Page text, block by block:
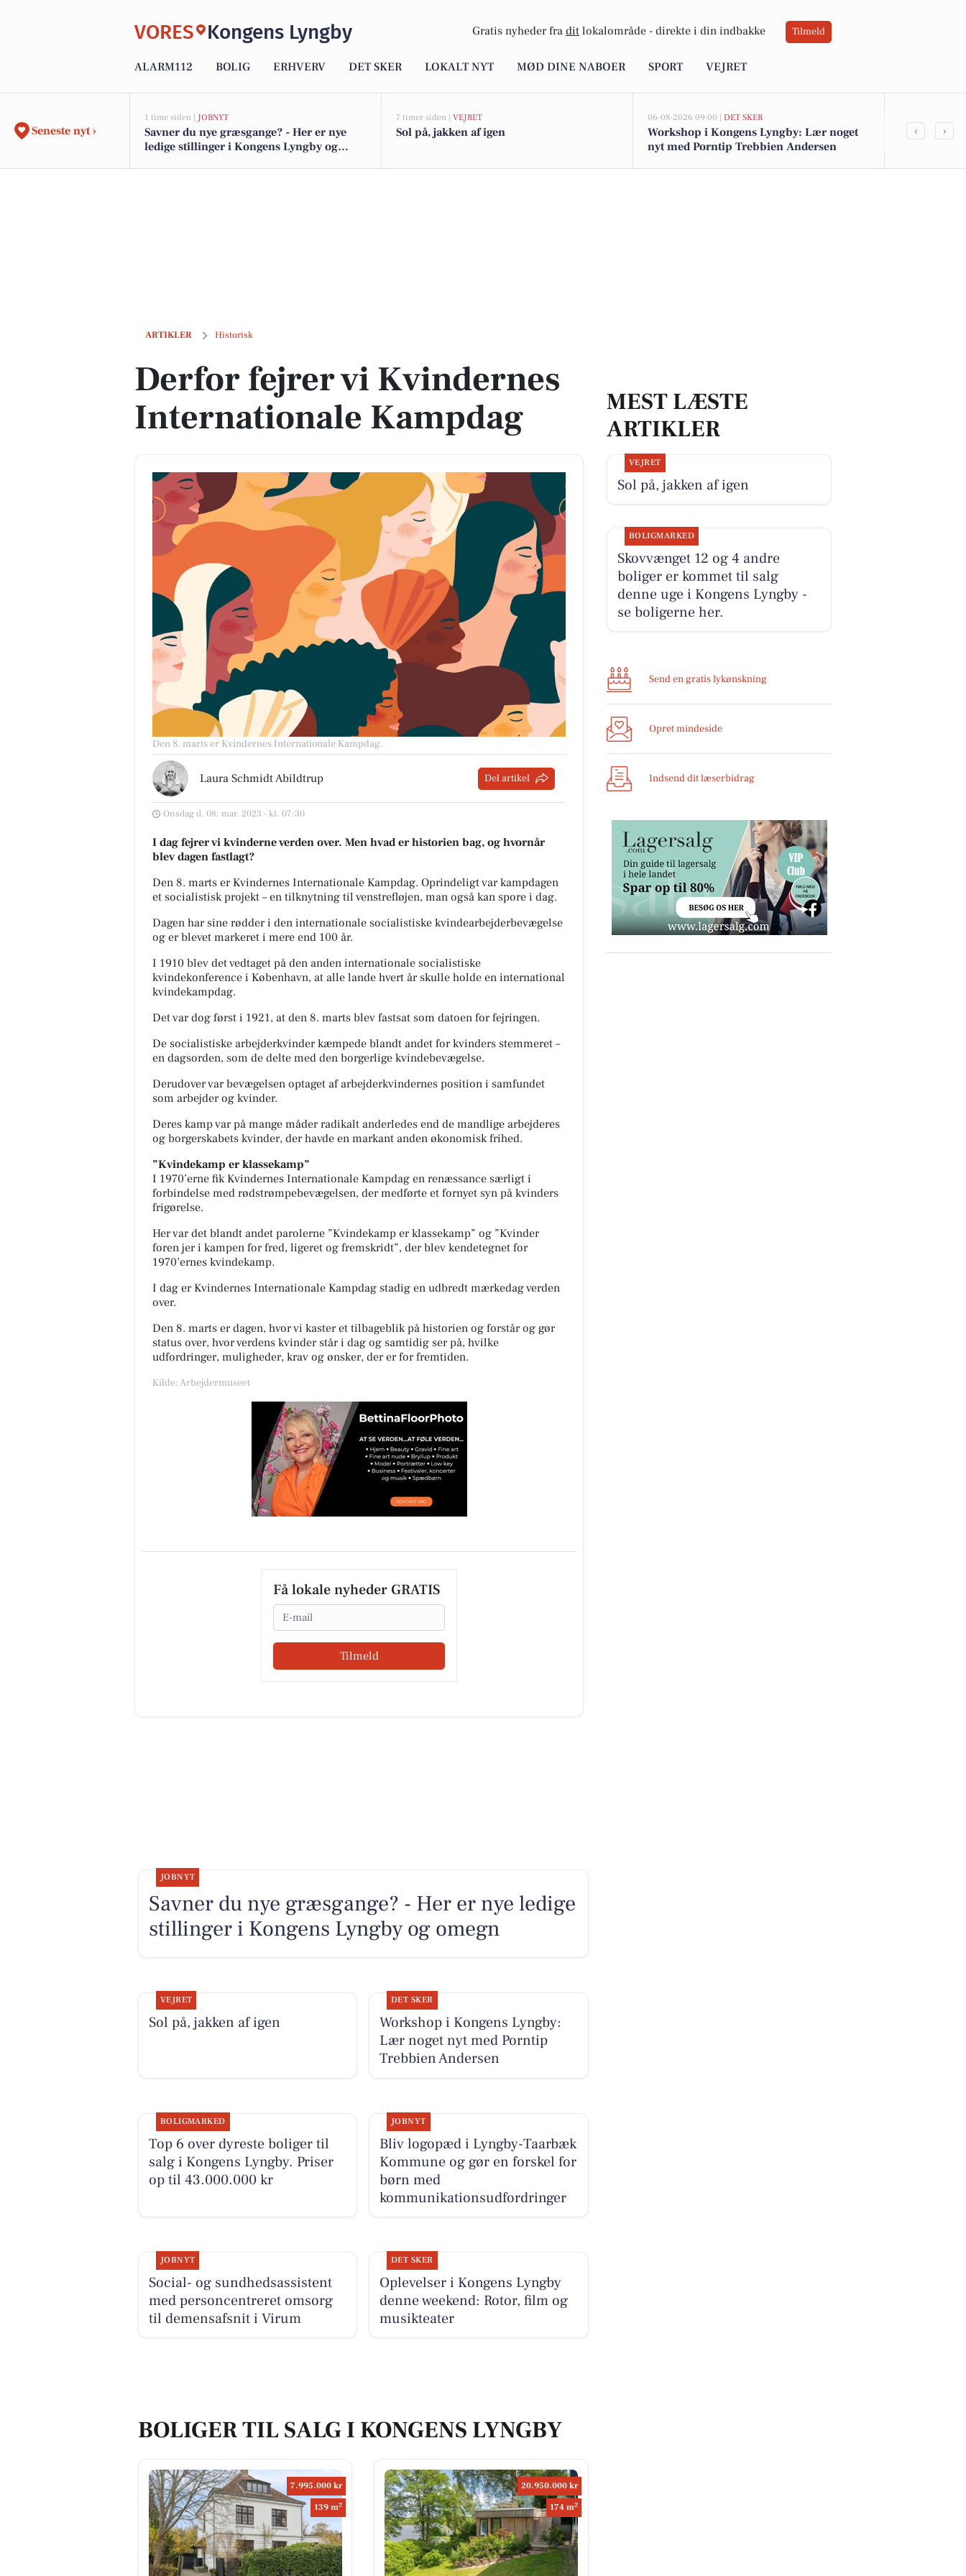
VORES Kongens Lyngby Gratis nyheder fra dit lokalområde - direkte i din indbakke Tilmeld
ALARM112 BOLIG ERHVERV DET SKER LOKALT NYT MØD DINE NABOER SPORT VEJRET
Seneste nyt ›
1 time siden | JOBNYT
Savner du nye græsgange? - Her er nye
ledige stillinger i Kongens Lyngby og
7 timer siden | VEJRET
Sol på, jakken af igen
06-08-2026 09:00 | DET SKER
Workshop i Kongens Lyngby: Lær noget
nyt med Porntip Trebbien Andersen
Top 6 over
‹ ›
ARTIKLER Historisk
Derfor fejrer vi Kvindernes Internationale Kampdag
Derfor fejrer vi Kvindernes
Internationale Kampdag
Den 8. marts er Kvindernes Internationale Kampdag.
Laura Schmidt Abildtrup Del artikel
Onsdag d. 08. mar. 2023 - kl. 07:30
I dag fejrer vi kvinderne verden over. Men hvad er historien bag, og hvornår
blev dagen fastlagt?
Den 8. marts er Kvindernes Internationale Kampdag. Oprindeligt var kampdagen
et socialistisk projekt – en tilknytning til venstrefløjen, man også kan spore i dag.
Dagen har sine rødder i den internationale socialistiske kvindearbejderbevægelse
og er blevet markeret i mere end 100 år.
I 1910 blev det vedtaget på den anden internationale socialistiske
kvindekonference i København, at alle lande hvert år skulle holde en international
kvindekampdag.
Det var dog først i 1921, at den 8. marts blev fastsat som datoen for fejringen.
De socialistiske arbejderkvinder kæmpede blandt andet for kvinders stemmeret –
en dagsorden, som de delte med den borgerlige kvindebevægelse.
Derudover var bevægelsen optaget af arbejderkvindernes position i samfundet
som arbejderog kvinder.
Deres kamp var på mange måder radikalt anderledes end de mandlige arbejderes
og borgerskabets kvinder, der havde en markant anden økonomisk frihed.
”Kvindekamp er klassekamp”
I 1970’erne fik Kvindernes Internationale Kampdag en renæssance særligt i
forbindelse med rødstrømpebevægelsen, der medførte et fornyet syn på kvinders
frigørelse.
Her var det blandt andet parolerne ”Kvindekamp er klassekamp” og ”Kvinder
foren jer i kampen for fred, ligeret og fremskridt”, der blev kendetegnet for
1970’ernes kvindekamp.
I dag er Kvindernes Internationale Kampdag stadig en udbredt mærkedag verden
over.
Den 8. marts er dagen, hvor vi kaster et tilbageblik på historien og forstår og gør
status over, hvor verdens kvinder står i dag og samtidig ser på, hvilke
udfordringer, muligheder, krav og ønsker, der er for fremtiden.
Kilde: Arbejdermuseet
Få lokale nyheder GRATIS
Email
Tilmeld
MEST LÆSTE
ARTIKLER
VEJRET
Sol på, jakken af igen
BOLIGMARKED
Skovvænget 12 og 4 andre
boliger er kommet til salg
denne uge i Kongens Lyngby -
se boligerne her.
Send en gratis lykønskning
Opret mindeside
Indsend dit læserbidrag
JOBNYT
Savner du nye græsgange? - Her er nye ledige
stillinger i Kongens Lyngby og omegn
VEJRET
Sol på, jakken af igen
DET SKER
Workshop i Kongens Lyngby:
Lær noget nyt med Porntip
Trebbien Andersen
BOLIGMARKED
Top 6 over dyreste boliger til
salg i Kongens Lyngby. Priser
op til 43.000.000 kr
JOBNYT
Bliv logopæd i Lyngby-Taarbæk
Kommune og gør en forskel for
børn med
kommunikationsudfordringer
JOBNYT
Social- og sundhedsassistent
med personcentreret omsorg
til demensafsnit i Virum
DET SKER
Oplevelser i Kongens Lyngby
denne weekend: Rotor, film og
musikteater
BOLIGER TIL SALG I KONGENS LYNGBY
7.995.000 kr
139 m2
20.950.000 kr
174 m2